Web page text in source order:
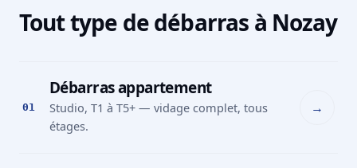
Tout type de débarras à Nozay
01
Débarras appartement
Studio, T1 à T5+ — vidage complet, tous
étages.
→